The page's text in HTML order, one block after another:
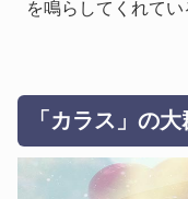
を鳴らしてくれてい
「カラス」の